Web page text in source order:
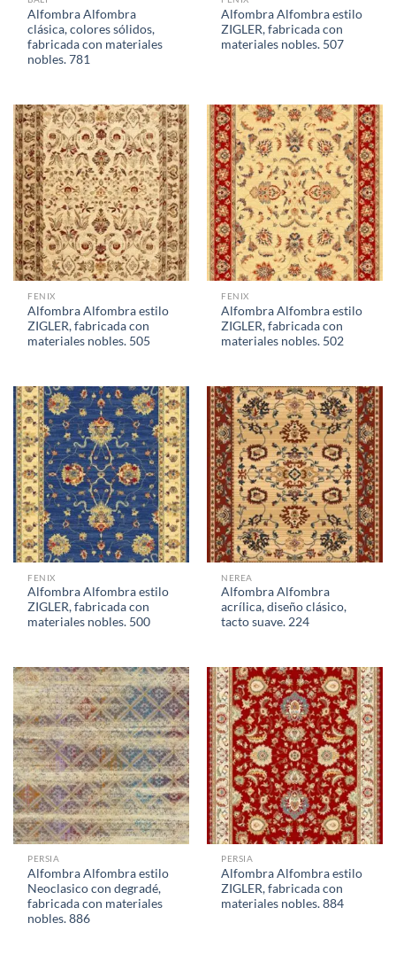
Alfombra Alfombra
clásica, colores sólidos,
fabricada con materiales
nobles. 781
Alfombra Alfombra estilo
ZIGLER, fabricada con
materiales nobles. 507
FENIX
Alfombra Alfombra estilo
ZIGLER, fabricada con
materiales nobles. 505
FENIX
Alfombra Alfombra estilo
ZIGLER, fabricada con
materiales nobles. 502
FENIX
Alfombra Alfombra estilo
ZIGLER, fabricada con
materiales nobles. 500
NEREA
Alfombra Alfombra
acrílica, diseño clásico,
tacto suave. 224
PERSIA
Alfombra Alfombra estilo
Neoclasico con degradé,
fabricada con materiales
nobles. 886
PERSIA
Alfombra Alfombra estilo
ZIGLER, fabricada con
materiales nobles. 884